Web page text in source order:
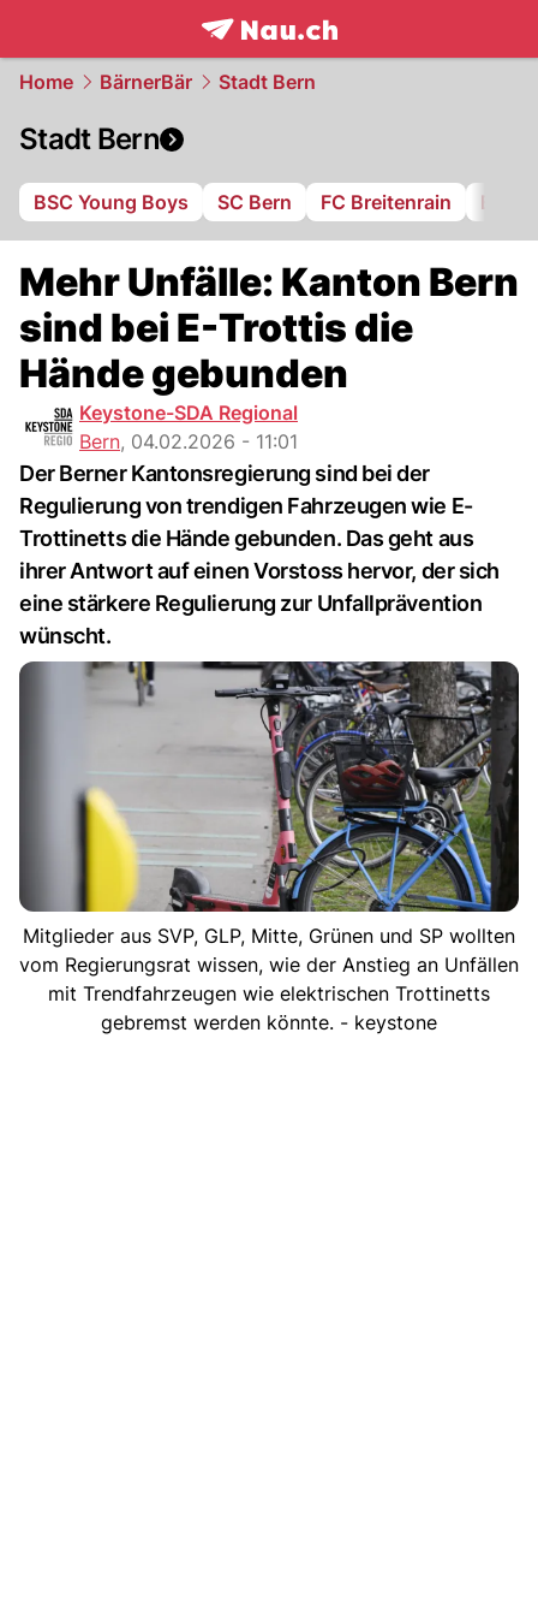
frontpage.NAU.ch
Home BärnerBär Stadt Bern
Stadt Bern
BSC Young Boys SC Bern FC Breitenrain BSV
Mehr Unfälle: Kanton Bern
sind bei E-Trottis die
Hände gebunden
Keystone-SDA Regional
Bern, 04.02.2026 - 11:01
Der Berner Kantonsregierung sind bei der
Regulierung von trendigen Fahrzeugen wie E-
Trottinetts die Hände gebunden. Das geht aus
ihrer Antwort auf einen Vorstoss hervor, der sich
eine stärkere Regulierung zur Unfallprävention
wünscht.
Mitglieder aus SVP, GLP, Mitte, Grünen und SP wollten
vom Regierungsrat wissen, wie der Anstieg an Unfällen
mit Trendfahrzeugen wie elektrischen Trottinetts
gebremst werden könnte. - keystone